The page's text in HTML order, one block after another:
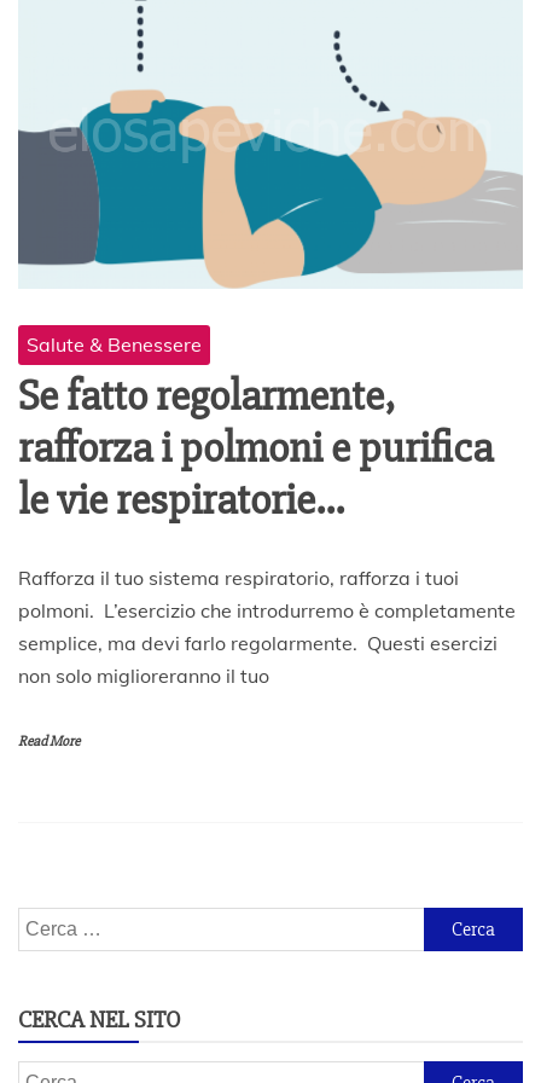
Salute & Benessere
Se fatto regolarmente,
rafforza i polmoni e purifica
le vie respiratorie…
2
O
t
r
Rafforza il tuo sistema respiratorio, rafforza i tuoi
polmoni. L’esercizio che introdurremo è completamente
semplice, ma devi farlo regolarmente. Questi esercizi
non solo miglioreranno il tuo
Read More
Ricerca
per:
CERCA NEL SITO
Ricerca